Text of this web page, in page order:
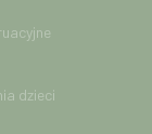
dzieci